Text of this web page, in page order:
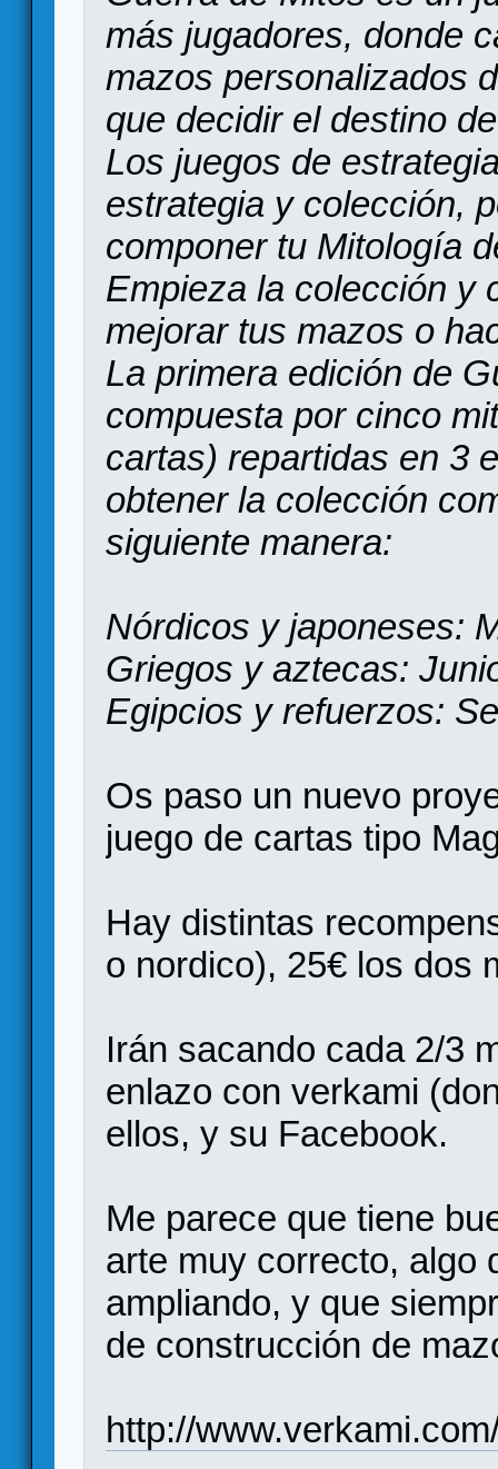
más jugadores, donde
mazos personalizados
que decidir el destino
Los juegos de
estrategia y colección,
componer tu Mitología
Empieza la colección y
mejorar tus mazos o
La primera edición de
compuesta por cinco
cartas) repartidas en 3
obtener la colección
siguiente manera:
Nórdicos y japoneses:
Griegos y aztecas:
Egipcios y refuerzos:
Os paso un nuevo
juego de cartas tipo
Hay distintas
o nordico), 25€ los dos
Irán sacando cada 2/3
enlazo con verkami
ellos, y su Facebook.
Me parece que tiene
arte muy correcto, algo
ampliando, y que
de construcción de
http://